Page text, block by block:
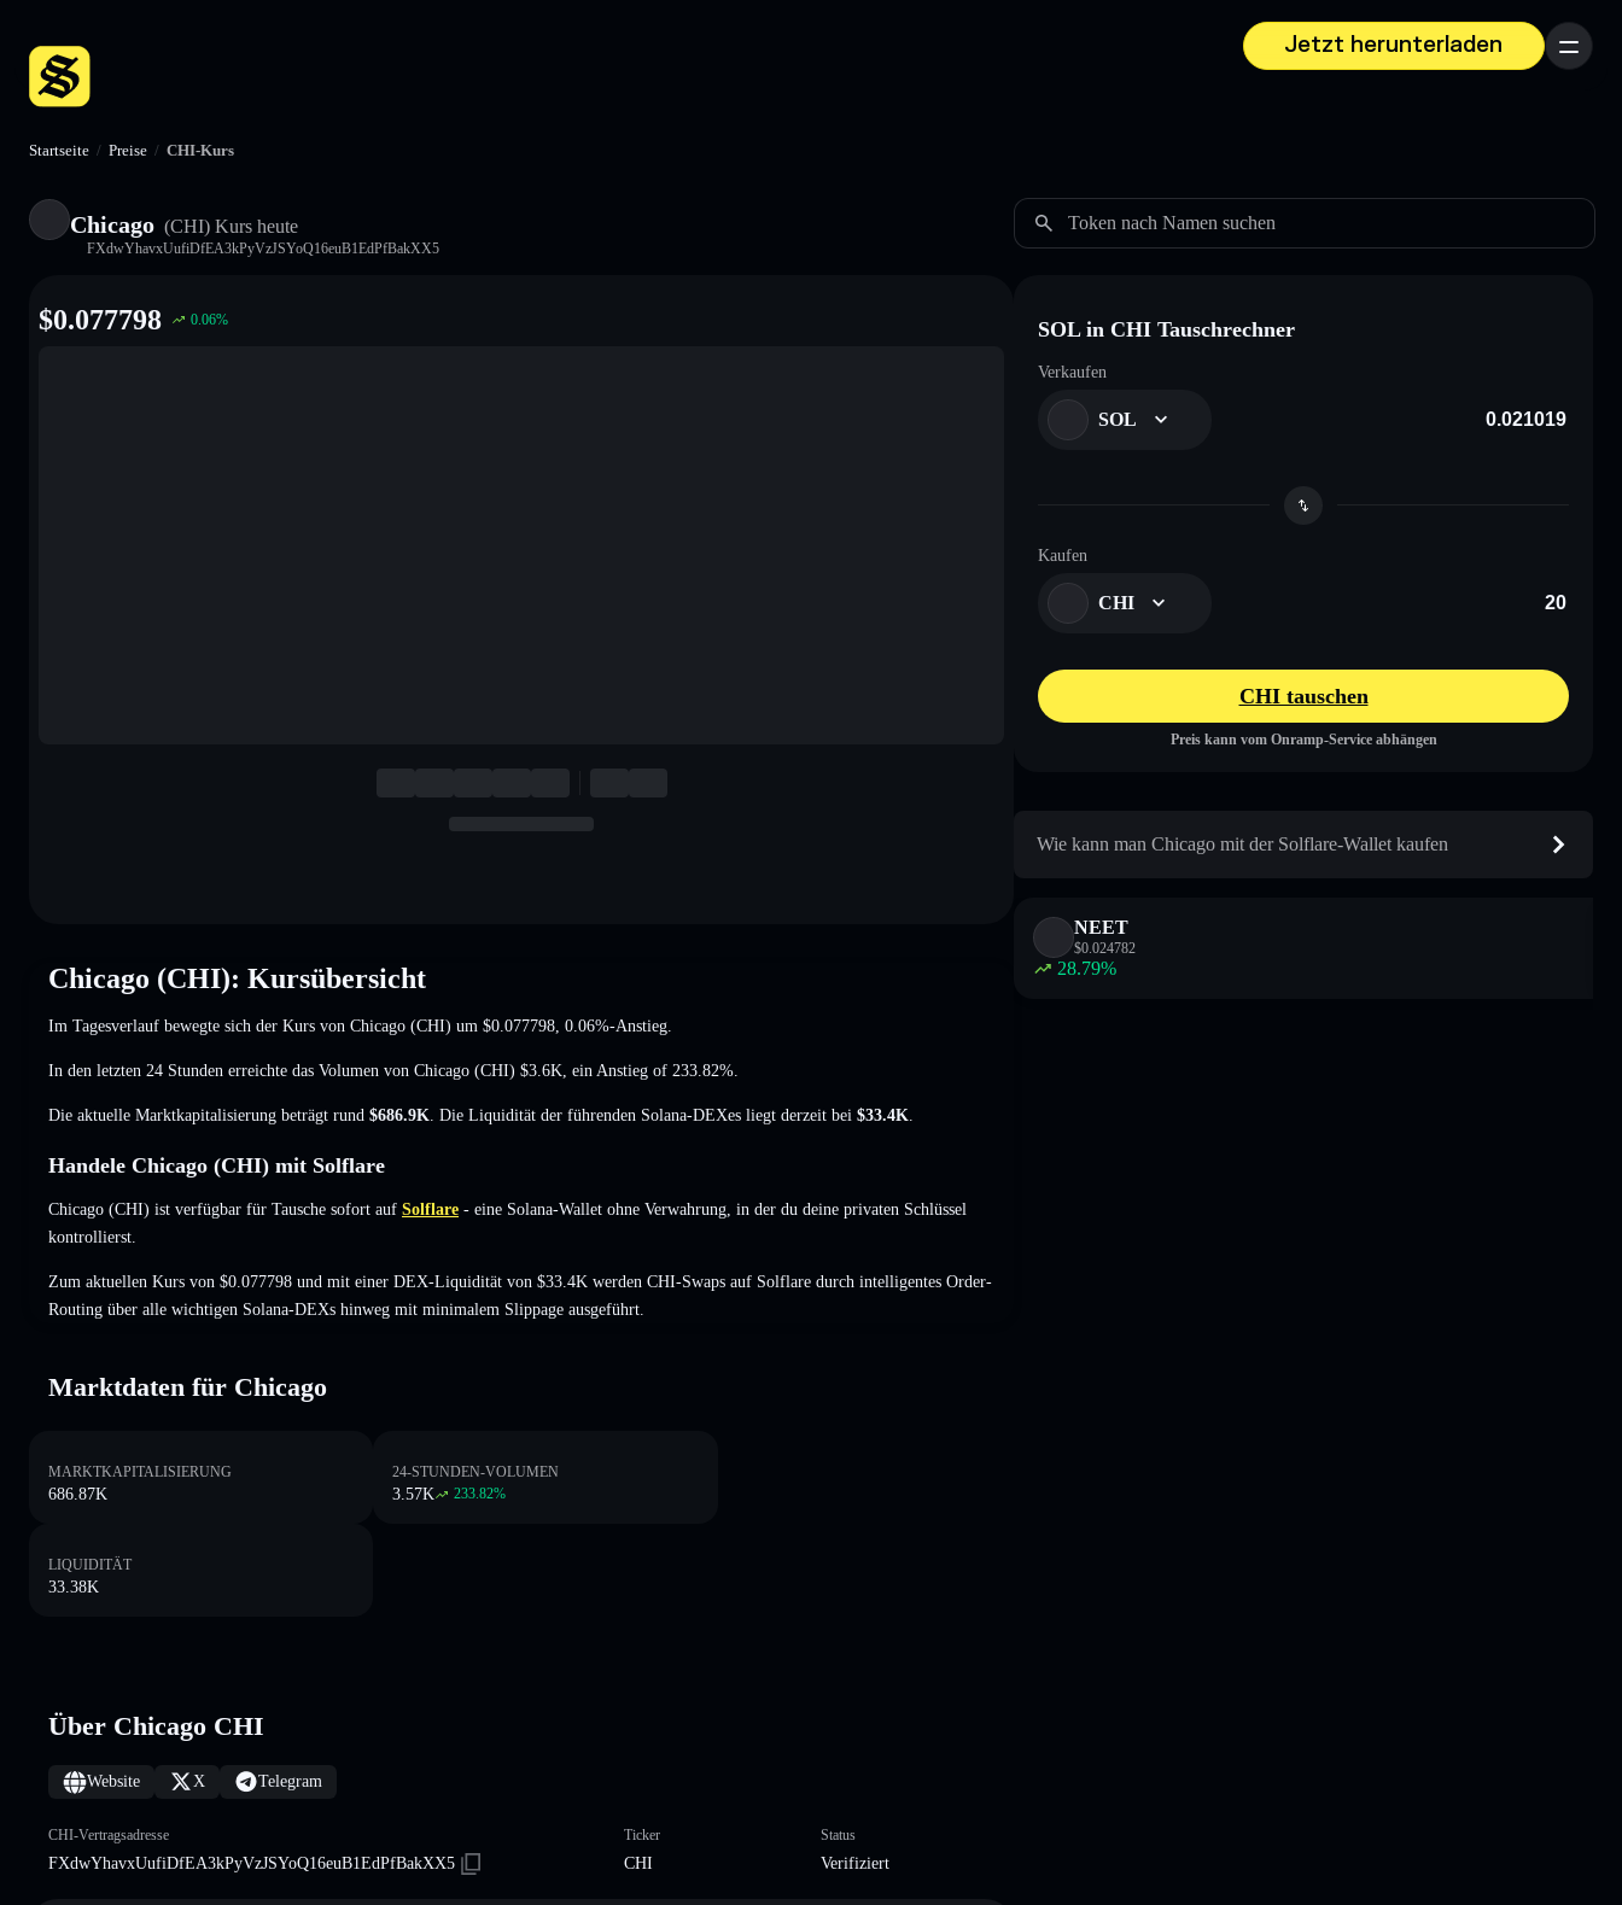
Jetzt herunterladen
Menü
Startseite / Preise / CHI-Kurs
Chicago (CHI) Kurs heute
FXdwYhavxUufiDfEA3kPyVzJSYoQ16euB1EdPfBakXX5
Token nach Namen suchen
$0.077798 0.06%
Chicago (CHI): Kursübersicht
Im Tagesverlauf bewegte sich der Kurs von Chicago (CHI) um $0.077798 , 0.06%-Anstieg
In den letzten 24 Stunden erreichte das Volumen von Chicago (CHI) $3.6K ein Anstieg of 233.82%
Die aktuelle Marktkapitalisierung beträgt rund $686.9K . Die Liquidität der führenden Solana-DEXes liegt derzeit bei $33.4K
Handele Chicago (CHI) mit Solflare
Chicago (CHI) ist verfügbar für Tausche sofort auf Solflare - eine Solana-Wallet ohne Verwahrung, in der du deine privaten Schlüssel
kontrollierst.
Zum aktuellen Kurs von $0.077798 und mit einer DEX-Liquidität von $33.4K werden CHI-Swaps auf Solflare durch intelligentes Order-
Routing über alle wichtigen Solana-DEXs hinweg mit minimalem Slippage ausgeführt.
Marktdaten für Chicago
MARKTKAPITALISIERUNG
686.87K
24-STUNDEN-VOLUMEN
3.57K 233.82%
LIQUIDITÄT
33.38K
Über Chicago CHI
Website X Telegram
CHI-Vertragsadresse
FXdwYhavxUufiDfEA3kPyVzJSYoQ16euB1EdPfBakXX5
Ticker
CHI
Status
Verifiziert
SOL in CHI Tauschrechner
Verkaufen
SOL
Kaufen
CHI
CHI tauschen
Preis kann vom Onramp-Service abhängen
Wie kann man Chicago mit der Solflare-Wallet kaufen
NEET
$0.024782
28.79%